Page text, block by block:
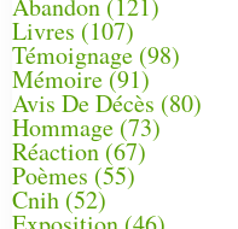
Livres (107)
Témoignage (98)
Mémoire (91)
Avis De Décès (80)
Hommage (73)
Réaction(67)
Poèmes (55)
Cnih (52)